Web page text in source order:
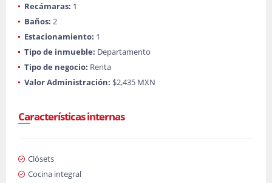
Recámaras: 1
Baños: 2
Estacionamiento: 1
Tipo de inmueble: Departamento
Tipo de negocio: Renta
Valor Administración: $2,435 MXN
Características internas
Clósets
Cocina integral